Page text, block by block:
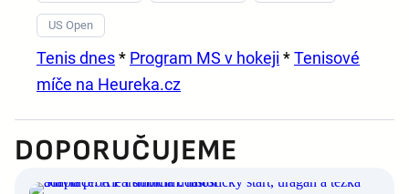
US Open
Tenis dnes* Program MS v hokeji *Tenisové
míče na Heureka.cz
DOPORUČUJEME